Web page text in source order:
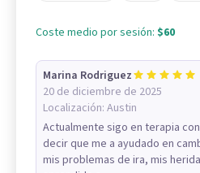
Coste medio por sesión: $60
Marina Rodriguez
20 de diciembre de 2025
Localización: Austin
Actualmente sigo en terapia
decir que me a ayudado en
mis problemas de ira, mis